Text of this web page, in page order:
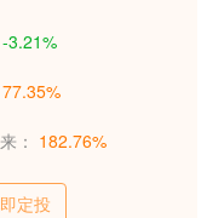
-3.21%
77.35%
： 182.76%
定投